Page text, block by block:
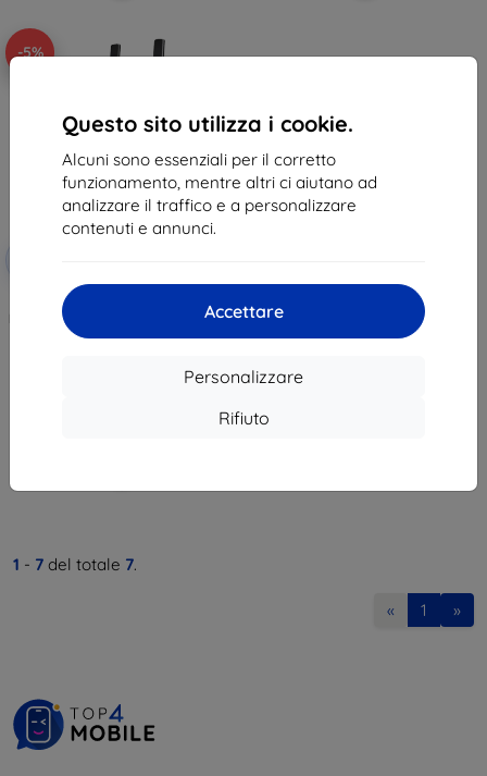
Questo sito utilizza i cookie.
Alcuni sono essenziali per il corretto
funzionamento, mentre altri ci aiutano ad
analizzare il traffico e a personalizzare
contenuti e annunci.
Accettare
Personalizzare
Rifiuto
-5%
Sunnylife vetro temperato
protettivo 5,5" per controller DJI
RC Pro (M2-GHM9172)
1 - 7 del totale 7.
« 1 »